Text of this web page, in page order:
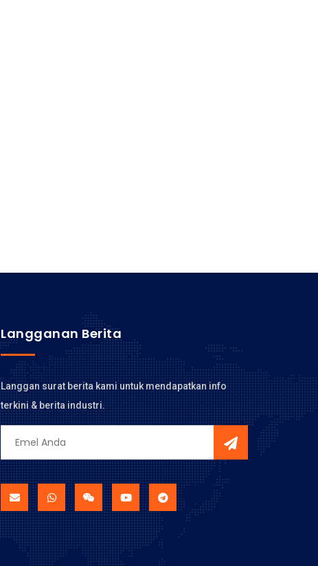
Langganan Berita
Langgan surat berita kami untuk mendapatkan info
terkini & berita industri.